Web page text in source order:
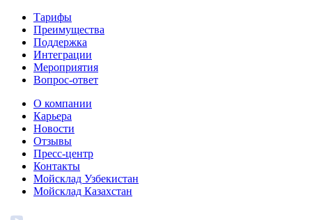
Тарифы
Преимущества
Поддержка
Интеграции
Мероприятия
Вопрос-ответ
О компании
Карьера
Новости
Отзывы
Пресс-центр
Контакты
Мойсклад Узбекистан
Мойсклад Казахстан